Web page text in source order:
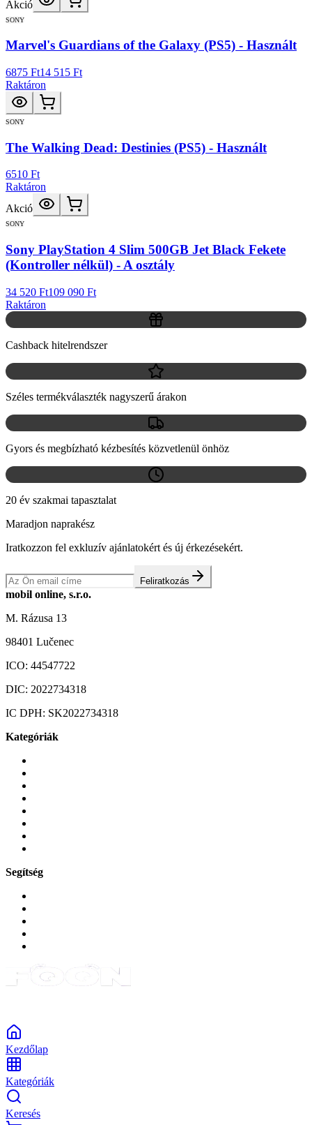
Akció
SONY
Marvel's Guardians of the Galaxy (PS5) - Használt
6875 Ft14 515 Ft
Raktáron
SONY
The Walking Dead: Destinies (PS5) - Használt
6510 Ft
Raktáron
Akció
SONY
Sony PlayStation 4 Slim 500GB Jet Black Fekete
(Kontroller nélkül) - A osztály
34 520 Ft109 090 Ft
Raktáron
Cashback hitelrendszer
Széles termékválaszték nagyszerű árakon
Gyors és megbízható kézbesítés közvetlenül önhöz
20 év szakmai tapasztalat
Maradjon naprakész
Iratkozzon fel exkluzív ajánlatokért és új érkezésekért.
Feliratkozás
mobil online, s.r.o.
M. Rázusa 13
98401 Lučenec
ICO: 44547722
DIC: 2022734318
IC DPH: SK2022734318
Kategóriák
Segítség
Kezdőlap
Kategóriák
Keresés